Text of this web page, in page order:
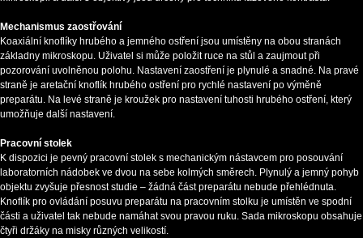
Mechanismus zaostřování
Koaxiální knoflíky hrubého a jemného ostření jsou umístěny na obou stranách
základny mikroskopu. Uživatel si může položit ruce na stůl a zaujmout při
pozorování uvolněnou polohu. Nastavení zaostření je plynulé a snadné. Na pravé
straně je aretační knoflík hrubého ostření pro rychlé nastavení po výměně
preparátu. Na levé straně je kroužek pro nastavení tuhosti hrubého ostření, který
umožňuje další nastavení.
Pracovní stolek
K dispozici je pevný pracovní stolek s mechanickým nástavcem pro posouvání
laboratorních nádobek ve dvou na sebe kolmých směrech. Plynulý a jemný pohyb
objektu zvyšuje přesnost studie – žádná část preparátu nebude přehlédnuta.
Knoflík pro ovládání posuvu preparátu na pracovním stolku je umístěn ve spodní
části a uživatel tak nebude namáhat svou pravou ruku. Sada mikroskopu obsahuje
čtyři držáky na misky různých velikostí.